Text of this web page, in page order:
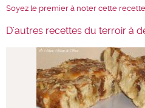
Soyez le premier à noter cette
D'autres recettes du terroir à